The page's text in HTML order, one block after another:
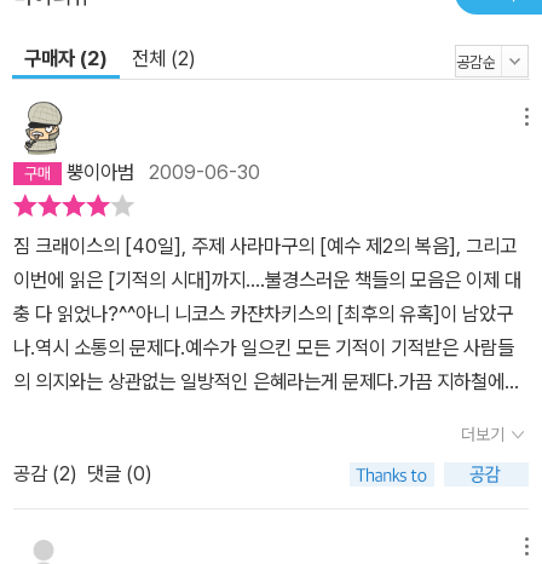
구매자 (2) 전체 (2)
뿡이아범 2009-06-30
짐 크래이스의 [40일], 주제 사라마구의 [예수 제2의 복음], 그리고
이번에 읽은 [기적의 시대]까지....불경스러운 책들의 모음은 이제 대
충 다 읽었나?^^아니 니코스 카쟌차키스의 [최후의 유혹]이 남았구
나.역시 소통의 문제다.예수가 일으킨 모든 기적이 기적받은 사람들
의 의지와는 상관없는 일방적인 은혜라는게 문제다.가끔 지하철에서
듯이 옆칸으로 도망간다.여름이라 베란다 문을 열어놓으면 어김없이
아파트옆 교회에서는 찬송가와 통성기도의 울음섞인 괴성이 들려온
다.아파트 주민들이 여러번 구청에 민원도 넣고 목사라는 작자도 만
더보기
공감 (2) 댓글 (0)